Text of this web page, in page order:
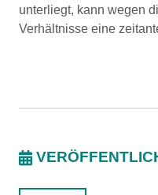
unterliegt, kann wegen
Verhältnisse eine